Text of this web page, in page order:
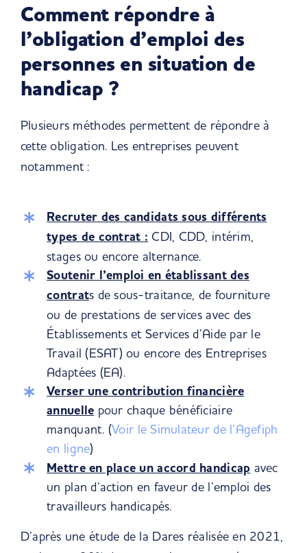
Comment répondre à
l’obligation d’emploi des
personnes en situation de
handicap ?
Plusieurs méthodes permettent de répondre à
cette obligation. Les entreprises peuvent
notamment :
Recruter des candidats sous différents
types de contrat : CDI, CDD, intérim,
stages ou encore alternance.
Soutenir l’emploi en établissant des
contrats de sous-traitance, de fourniture
ou de prestations de services avec des
Établissements et Services d’Aide par le
Travail (ESAT) ou encore des Entreprises
Adaptées (EA).
Verser une contribution financière
annuelle pour chaque bénéficiaire
manquant. (Voir le Simulateur de l’Agefiph
en ligne)
Mettre en place un accord handicap avec
un plan d’action en faveur de l’emploi des
travailleurs handicapés.
D’après une étude de la Dares réalisée en 2021,